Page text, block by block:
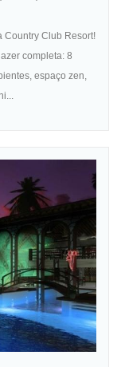
Country Club Resort!
completa: 8
espaço zen,